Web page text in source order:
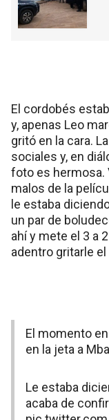
El cordobés
y, apenas Leo
gritó en la cara.
sociales y, en
foto es hermosa.
malos de la
le estaba
un par de
ahí y mete el 3 a
adentro gritarle el
El momento
en la jeta a
Le estaba
acaba de